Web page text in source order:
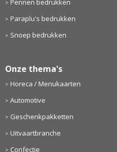
Pennen bedrukken
Paraplu's bedrukken
Snoep bedrukken
Onze thema's
Horeca / Menukaarten
Automotive
Geschenkpakketten
Uitvaartbranche
Confectie